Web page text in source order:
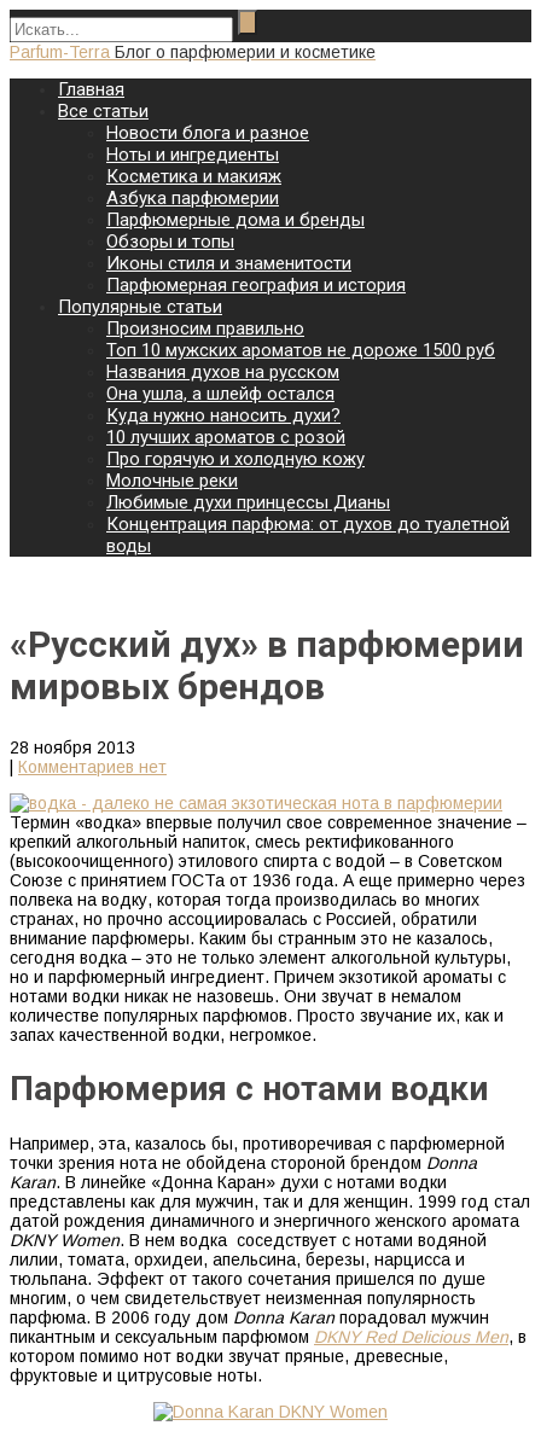
Parfum-Terra Блог о парфюмерии и косметике
Главная
Все статьи
Новости блога и разное
Ноты и ингредиенты
Косметика и макияж
Азбука парфюмерии
Парфюмерные дома и бренды
Обзоры и топы
Иконы стиля и знаменитости
Парфюмерная география и история
Популярные статьи
Произносим правильно
Топ 10 мужских ароматов не дороже 1500 руб
Названия духов на русском
Она ушла, а шлейф остался
Куда нужно наносить духи?
10 лучших ароматов с розой
Про горячую и холодную кожу
Молочные реки
Любимые духи принцессы Дианы
Концентрация парфюма: от духов до туалетной
воды
«Русский дух» в парфюмерии
мировых брендов
28 ноября 2013
Комментариев нет
Термин «водка» впервые получил свое современное значение –
крепкий алкогольный напиток, смесь ректификованного
(высокоочищенного) этилового спирта с водой – в Советском
Союзе с принятием ГОСТа от 1936 года. А еще примерно через
полвека на водку, которая тогда производилась во многих
странах, но прочно ассоциировалась с Россией, обратили
внимание парфюмеры. Каким бы странным это не казалось,
сегодня водка – это не только элемент алкогольной культуры,
но и парфюмерный ингредиент. Причем экзотикой ароматы с
нотами водки никак не назовешь. Они звучат в немалом
количестве популярных парфюмов. Просто звучание их, как и
запах качественной водки, негромкое.
Парфюмерия с нотами водки
Например, эта, казалось бы, противоречивая с парфюмерной
точки зрения нота не обойдена стороной брендом Donna
Karan. В линейке «Донна Каран» духи с нотами водки
представлены как для мужчин, так и для женщин. 1999 год стал
датой рождения динамичного и энергичного женского аромата
DKNY Women. В нем водка соседствует с нотами водяной
лилии, томата, орхидеи, апельсина, березы, нарцисса и
тюльпана. Эффект от такого сочетания пришелся по душе
многим, о чем свидетельствует неизменная популярность
парфюма. В 2006 году дом Donna Karanпорадовал мужчин
пикантным и сексуальным парфюмом DKNY Red Delicious Men, в
котором помимо нот водки звучат пряные, древесные,
фруктовые и цитрусовые ноты.